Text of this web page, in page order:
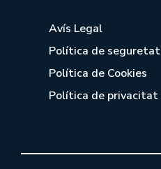
Avís Legal
Política de seguretat
Política de Cookies
Política de privacitat